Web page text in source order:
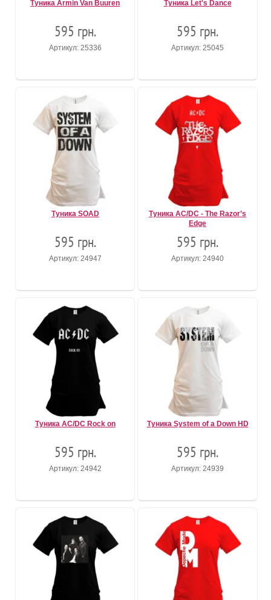
Туника Armin Van Buuren
595 грн.
Артикул: 25336
Туника Let's Dance
595 грн.
Артикул: 25045
Туника SOAD
595 грн.
Артикул: 24947
Туника AC/DC - The Razor’s
Edge
595 грн.
Артикул: 24940
Туника AC/DC Rock on
595 грн.
Артикул: 24942
Туника System of a Down HD
595 грн.
Артикул: 24939